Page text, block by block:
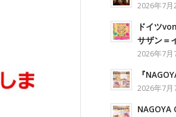
2026年7月
ドイツ
サザン＝
2026年7月
『
2026年7月
NAGOYA